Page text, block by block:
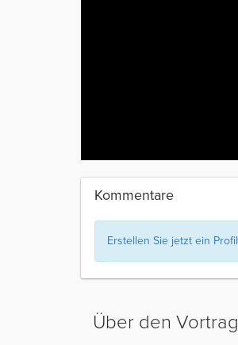
Kommentare
Erstellen Sie jetzt ein Profil
Über den Vortrag